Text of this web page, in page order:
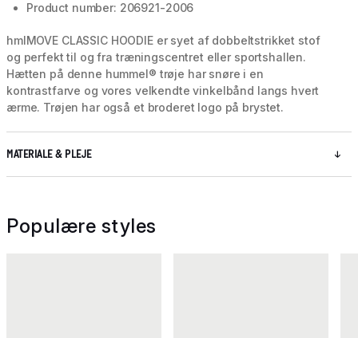
Product number: 206921-2006
hmlMOVE CLASSIC HOODIE er syet af dobbeltstrikket stof
og perfekt til og fra træningscentret eller sportshallen.
Hætten på denne hummel® trøje har snøre i en
kontrastfarve og vores velkendte vinkelbånd langs hvert
ærme. Trøjen har også et broderet logo på brystet.
MATERIALE & PLEJE
Populære styles